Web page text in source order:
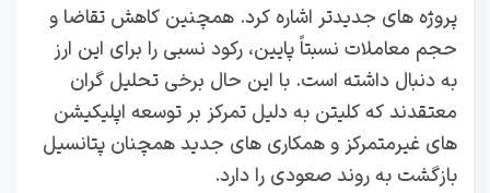
پروژه‌ های جدیدتر اشاره کرد. همچنین کاهش تقاضا و
حجم معاملات نسبتاً پایین، رکود نسبی را برای این ارز
به دنبال داشته است. با این حال برخی تحلیل‌ گران
معتقدند که کلیتن به دلیل تمرکز بر توسعه اپلیکیشن‌
های غیرمتمرکز و همکاری‌ های جدید همچنان پتانسیل
بازگشت به روند صعودی را دارد.